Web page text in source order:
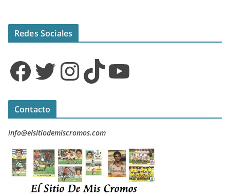
Redes Sociales
Facebook Twitter InstagramTikTok YouTube
Contacto
info@elsitiodemiscromos.com